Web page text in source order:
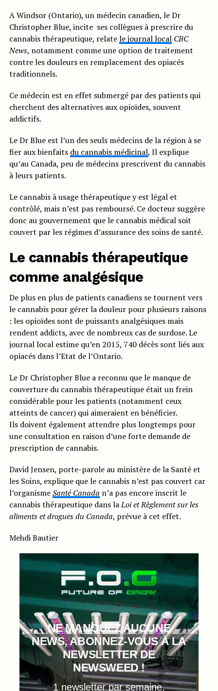
A Windsor (Ontario), un médecin canadien, le Dr
Christopher Blue, incite ses collègues à prescrire du
cannabis thérapeutique, relatele journal localCBC
News, notamment comme une option de traitement
contre les douleurs en remplacement des opiacés
traditionnels.
Ce médecin est en effet submergé par des patients qui
cherchent des alternatives aux opioïdes, souvent
addictifs.
Le Dr Blue est l’un des seuls médecins de la région à se
fier aux bienfaits du cannabis médicinal, Il explique
qu’au Canada, peu de médecins prescrivent du cannabis
à leurs patients.
Le cannabis à usage thérapeutique y est légal et
contrôlé, mais n’est pas remboursé. Ce docteur suggère
donc au gouvernement que le cannabis médical soit
couvert par les régimes d’assurance des soins de santé.
Le cannabis thérapeutique
comme analgésique
De plus en plus de patients canadiens se tournent vers
le cannabis pour gérer la douleur pour plusieurs raisons
: les opioïdes sont de puissants analgésiques mais
rendent addicts, avec de nombreux cas de surdose. Le
journal local estime qu’en 2015, 740 décès sont liés aux
opiacés dans l’Etat de l’Ontario.
Le Dr Christopher Blue a reconnu que le manque de
couverture du cannabis thérapeutique était un frein
considérable pour les patients (notamment ceux
atteints de cancer) qui aimeraient en bénéficier.
Ils doivent également attendre plus longtemps pour
une consultation en raison d’une forte demande de
prescription de cannabis.
David Jensen, porte-parole au ministère de la Santé et
les Soins, explique que le cannabis n’est pas couvert car
l’organismeSanté Canada n’a pas encore inscrit le
cannabis thérapeutique dans laLoi et Règlement sur les
aliments et drogues du Canada, prévue à cet effet.
Mehdi Bautier
NE MANQUEZ AUCUNE
NEWS, ABONNEZ-VOUS À LA
NEWSLETTER DE
NEWSWEED !
1 newsletter par semaine,